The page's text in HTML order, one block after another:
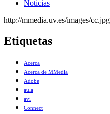
Noticias
http://mmedia.uv.es/images/cc.jpg
Etiquetas
Acerca
Acerca de MMedia
Adobe
aula
avi
Connect